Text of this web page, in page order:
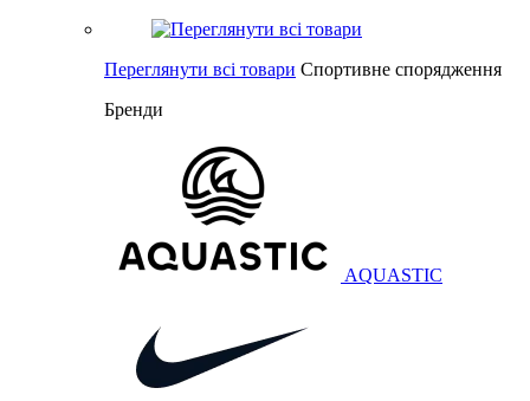
Переглянути всі товари Спортивне спорядження
Бренди
AQUASTIC